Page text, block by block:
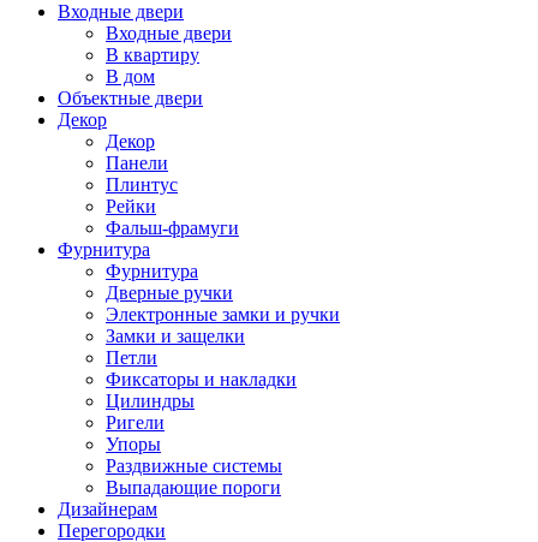
Входные двери
Входные двери
В квартиру
В дом
Объектные двери
Декор
Декор
Панели
Плинтус
Рейки
Фальш-фрамуги
Фурнитура
Фурнитура
Дверные ручки
Электронные замки и ручки
Замки и защелки
Петли
Фиксаторы и накладки
Цилиндры
Ригели
Упоры
Раздвижные системы
Выпадающие пороги
Дизайнерам
Перегородки